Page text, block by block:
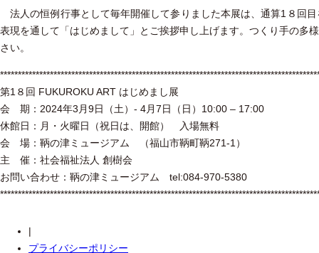
法人の恒例行事として毎年開催して参りました本展は、通算1８回
表現を通して「はじめまして」とご挨拶申し上げます。つくり手の多
さい。
第1８回 FUKUROKU ART はじめまし展
会 期：2024年3月9日（土）- 4月7日（日）10:00 – 17:00
休館日：月・火曜日（祝日は、開館） 入場無料
会 場：鞆の津ミュージアム （福山市鞆町鞆271-1）
主 催：社会福祉法人 創樹会
お問い合わせ：鞆の津ミュージアム tel:084-970-5380
|
プライバシーポリシー